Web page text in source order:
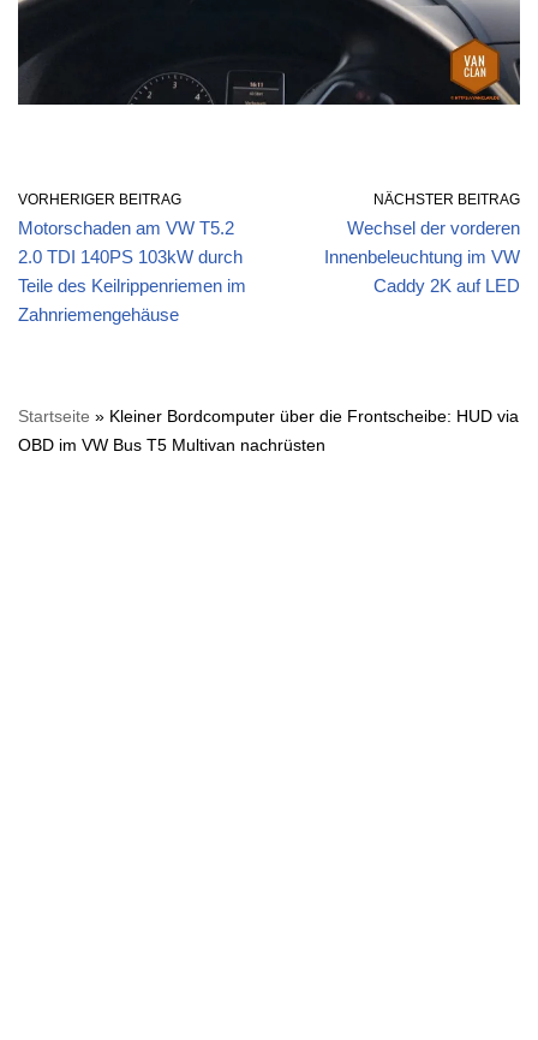
VORHERIGER BEITRAG
Motorschaden am VW T5.2
2.0 TDI 140PS 103kW durch
Teile des Keilrippenriemen im
Zahnriemengehäuse
NÄCHSTER BEITRAG
Wechsel der vorderen
Innenbeleuchtung im VW
Caddy 2K auf LED
Startseite » Kleiner Bordcomputer über die Frontscheibe: HUD via
OBD im VW Bus T5 Multivan nachrüsten